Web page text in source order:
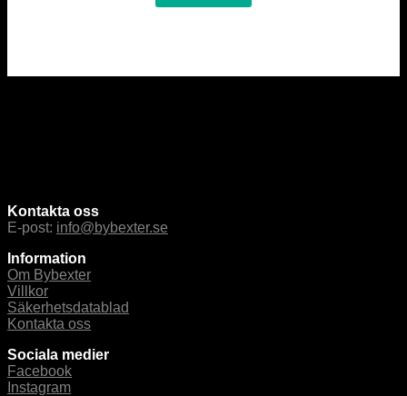
Kontakta oss
E-post: info@bybexter.se
Information
Om Bybexter
Villkor
Säkerhetsdatablad
Kontakta oss
Sociala medier
Facebook
Instagram